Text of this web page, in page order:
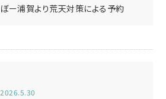
ぼー浦賀より荒天対策による予約
2026.5.30